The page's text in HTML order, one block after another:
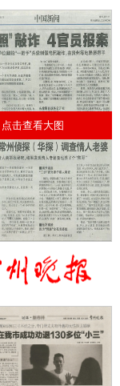
点击查看大图